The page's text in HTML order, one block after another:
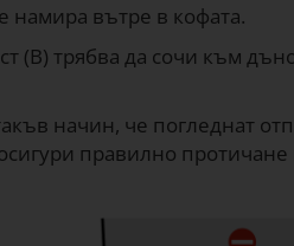
намира вътре в кофата.
(В) трябва да сочи към
начин, че погледнат
правилно протичане